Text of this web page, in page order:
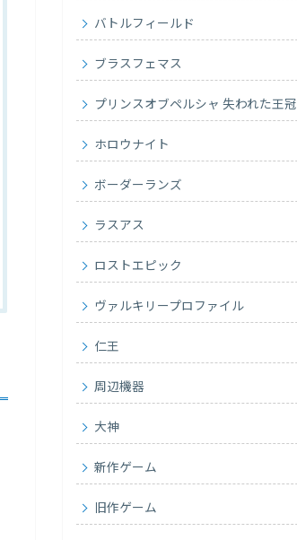
バトルフィールド
ブラスフェマス
プリンスオブペルシャ 失われた王冠
ホロウナイト
ボーダーランズ
ラスアス
ロストエピック
ヴァルキリープロファイル
仁王
周辺機器
大神
新作ゲーム
旧作ゲーム